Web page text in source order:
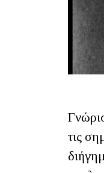
τις